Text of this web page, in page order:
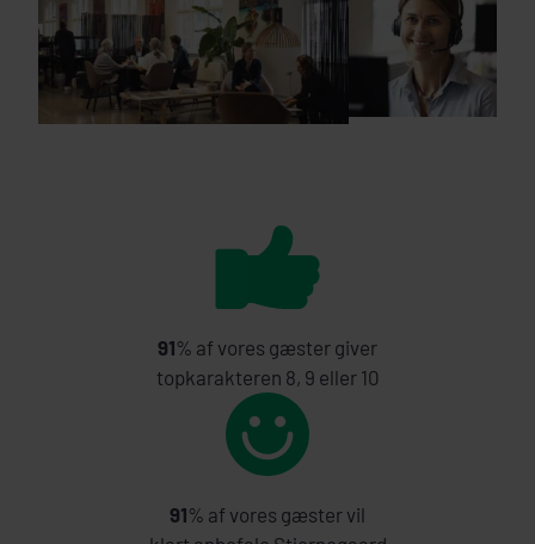
91% af vores gæster giver
topkarakteren 8, 9 eller 10
91% af vores gæster vil